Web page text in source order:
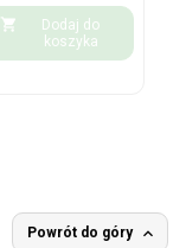

Dodaj do
koszyka
Powrót do góry 